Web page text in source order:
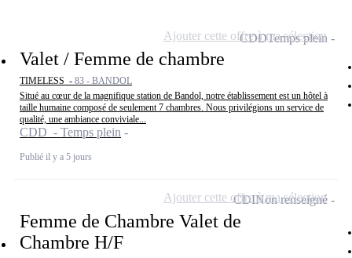
Valet / Femme de chambre
TIMELESS - 83 - BANDOL
Situé au cœur de la magnifique station de Bandol, notre établissement est un hôtel à
taille humaine composé de seulement 7 chambres. Nous privilégions un service de
qualité, une ambiance conviviale...
CDD - Temps plein
Publié il y a 5 jours
CDDTemps plein
Ajouter cette offre à ma sélection
Femme de Chambre Valet de
Chambre H/F
CDINon renseigné
Ajouter cette offre à ma sélection